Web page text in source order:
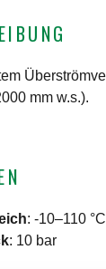
mm w.s.).
: -10–110 °C
: 10 bar